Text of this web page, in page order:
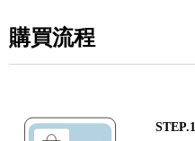
購買流程
STEP.1